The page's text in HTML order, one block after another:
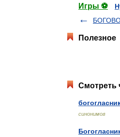
Игры ⚽
Полезное
Смотреть
синонимов